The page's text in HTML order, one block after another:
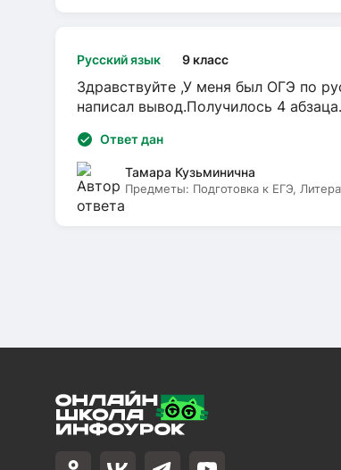
Русский язык 9 класс
Здравствуйте ,У меня был ОГЭ по
написал вывод.Получилось 4
Ответ дан
Тамара Кузьминична
Предметы: Подготовка к ЕГЭ,